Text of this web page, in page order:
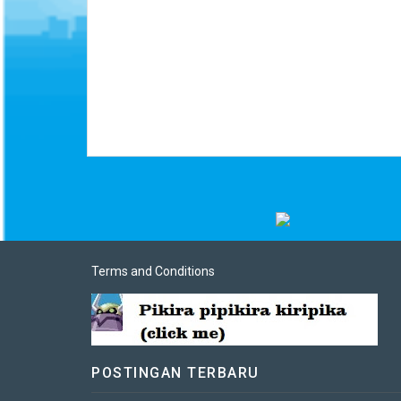
Terms and Conditions
POSTINGAN TERBARU